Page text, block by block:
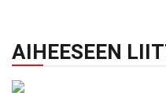
AIHEESEEN